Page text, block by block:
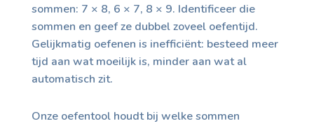
sommen: 7 × 8, 6 × 7, 8 × 9. Identificeer die
sommen en geef ze dubbel zoveel oefentijd.
Gelijkmatig oefenen is inefficiënt: besteed meer
tijd aan wat moeilijk is, minder aan wat al
automatisch zit.
Onze oefentool houdt bij welke sommen